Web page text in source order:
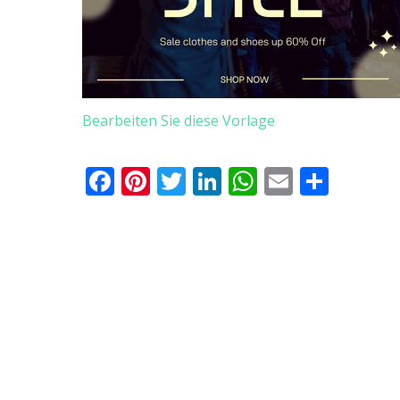
Bearbeiten Sie diese Vorlage
Facebook
Pinterest
Twitter
LinkedIn
WhatsApp
Email